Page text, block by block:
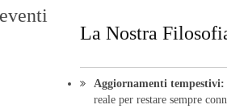
La Nostra
Aggiornamenti tempestivi:
reale per restare sempre